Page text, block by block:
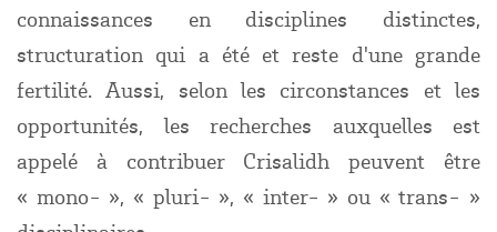
connaissances en disciplines distinctes,
structuration qui a été et reste d'une grande
fertilité. Aussi, selon les circonstances et les
opportunités, les recherches auxquelles est
appelé à contribuer Crisalidh peuvent être
« mono- », « pluri- », « inter- » ou « trans- »